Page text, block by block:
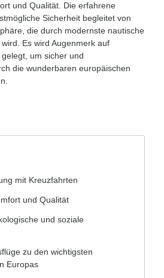
und Qualität. Die erfahrene
Sicherheit begleitet von
die durch modernste nautische
Es wird Augenmerk auf
um sicher und
die wunderbaren europäischen
mit Kreuzfahrten
und Qualität
und soziale
zu den wichtigsten
Europas